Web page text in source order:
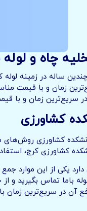
چاه و لوله بازکنی
ساله در زمینه
زمان و با قیمت
سریع‌ترین زمان و با
کشاورزی
کشاورزی روش‌های
کشاورزی کرج،
دارد یکی از این موارد
باما تماس بگیرید و
آن در سریع‌ترین زمان